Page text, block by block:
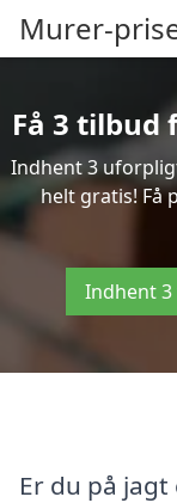
Murer-
Få 3 tilbud
Indhent 3
helt gratis! Få
Indhent
Er du på